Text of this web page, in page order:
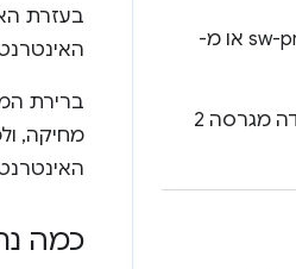
העברה מ-sw-precache או מ-
מעבר מתיבת עבודה מגרסה 2
בעזרת
ברירת
מחיקה,
כמה